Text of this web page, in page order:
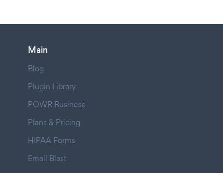
Main
Blog
Plugin Library
POWR Business
Plans & Pricing
HIPAA Forms
Email Blast